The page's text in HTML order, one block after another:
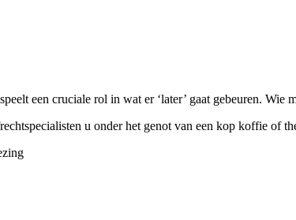
een cruciale rol in wat er ‘later’ gaat gebeuren.
u onder het genot van een kop koffie of